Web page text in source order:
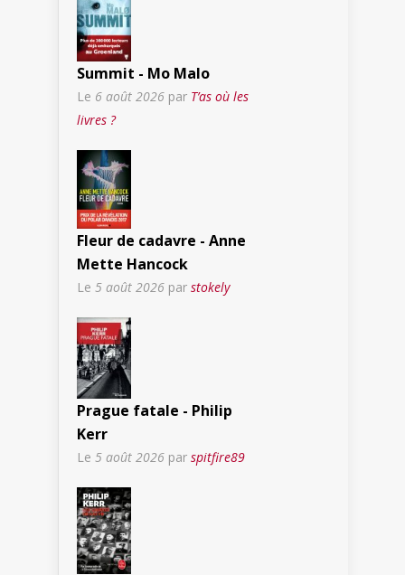
Summit - Mo Malo
Le 6 août 2026 par T’as où les
livres ?
Fleur de cadavre - Anne
Mette Hancock
Le 5 août 2026 par stokely
Prague fatale - Philip
Kerr
Le 5 août 2026 par spitfire89